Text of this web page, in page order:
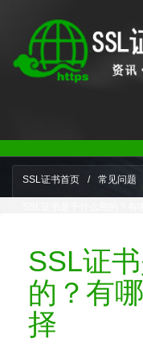
SSL证书首页 / 常见问题
SSL证
的？有
择